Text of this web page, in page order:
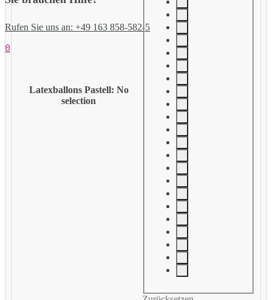
Rufen Sie uns an: +49 163 858-582-5
0
Latexballons Pastell: No
selection